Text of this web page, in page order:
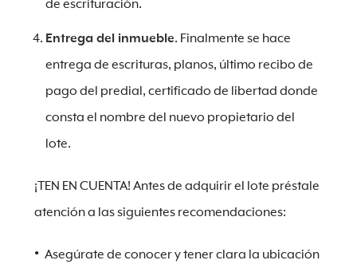
de escrituración.
Entrega del inmueble. Finalmente se hace
entrega de escrituras, planos, último recibo de
pago del predial, certificado de libertad donde
consta el nombre del nuevo propietario del
lote.
¡TEN EN CUENTA! Antes de adquirir el lote préstale
atención a las siguientes recomendaciones:
Asegúrate de conocer y tener clara la ubicación